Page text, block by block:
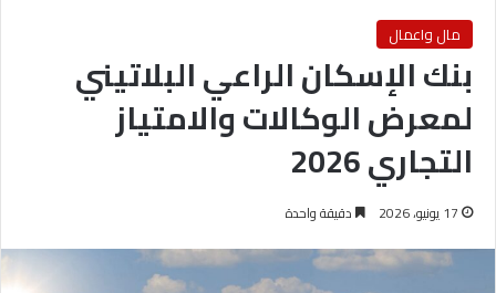
مال واعمال
بنك الإسكان الراعي البلاتيني
لمعرض الوكالات والامتياز
التجاري 2026
17 يونيو، 2026 دقيقة واحدة